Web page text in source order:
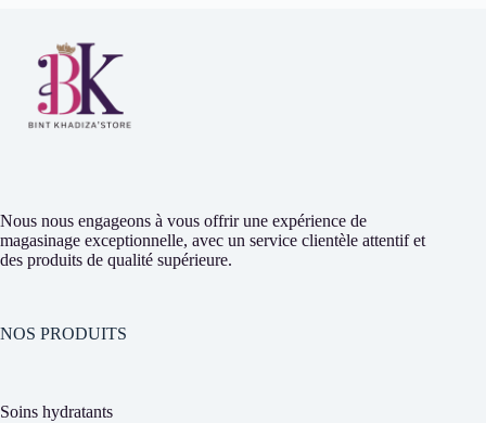
Nous nous engageons à vous offrir une expérience de
magasinage exceptionnelle, avec un service clientèle attentif et
des produits de qualité supérieure.
NOS PRODUITS
Soins hydratants